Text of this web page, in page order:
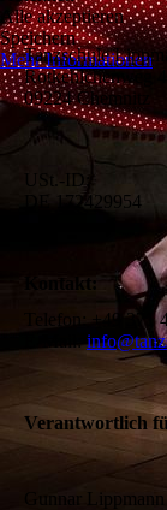
Tanzschule
Rotkehlchenweg 4
09224 Chemnitz
USt.-ID:
DE 172429954
Kontakt:
Telefon: +49 371
E-Mail:
Verantwortlich
Gunnar Lippmann
Alle akzeptieren
Speichern
Mehr Informationen